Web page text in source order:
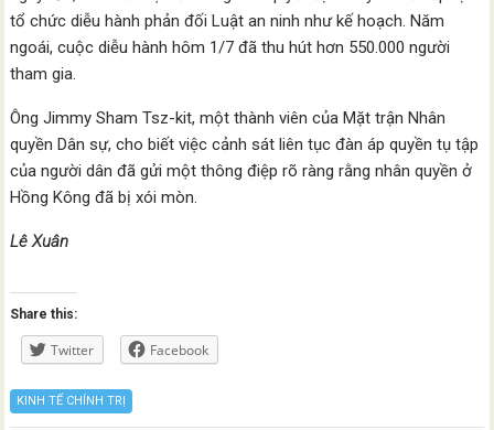
tổ chức diễu hành phản đối Luật an ninh như kế hoạch. Năm
ngoái, cuộc diễu hành hôm 1/7 đã thu hút hơn 550.000 người
tham gia.
Ông Jimmy Sham Tsz-kit, một thành viên của Mặt trận Nhân
quyền Dân sự, cho biết việc cảnh sát liên tục đàn áp quyền tụ tập
của người dân đã gửi một thông điệp rõ ràng rằng nhân quyền ở
Hồng Kông đã bị xói mòn.
Lê Xuân
Share this:
Twitter Facebook
KINH TẾ CHÍNH TRỊ